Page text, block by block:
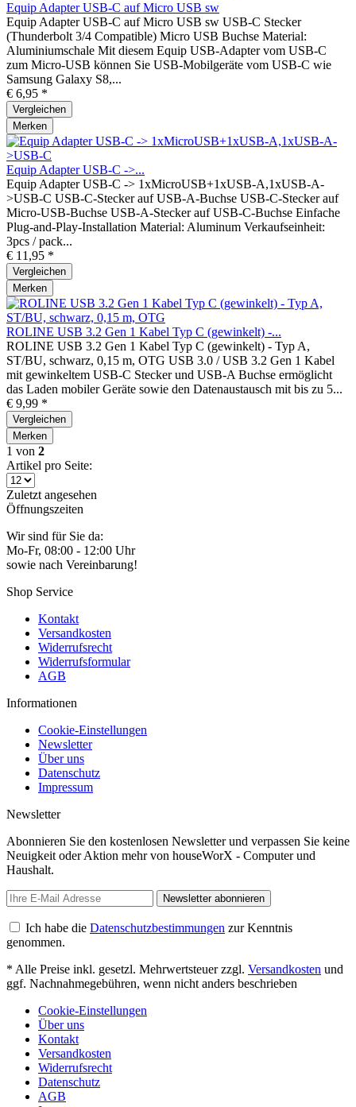
Equip Adapter USB-C auf Micro USB sw
Equip Adapter USB-C auf Micro USB sw USB-C Stecker
(Thunderbolt 3/4 Compatible) Micro USB Buchse Material:
Aluminiumschale Mit diesem Equip USB-Adapter vom USB-C
zum Micro-USB können Sie USB-Mobilgeräte vom USB-C wie
Samsung Galaxy S8,...
€ 6,95 *
Vergleichen
Merken
Equip Adapter USB-C ->...
Equip Adapter USB-C -> 1xMicroUSB+1xUSB-A,1xUSB-A-
>USB-C USB-C-Stecker auf USB-A-Buchse USB-C-Stecker auf
Micro-USB-Buchse USB-A-Stecker auf USB-C-Buchse Einfache
Plug-and-Play-Installation Material: Aluminum Verkaufseinheit:
3pcs / pack...
€ 11,95 *
Vergleichen
Merken
ROLINE USB 3.2 Gen 1 Kabel Typ C (gewinkelt) -...
ROLINE USB 3.2 Gen 1 Kabel Typ C (gewinkelt) - Typ A,
ST/BU, schwarz, 0,15 m, OTG USB 3.0 / USB 3.2 Gen 1 Kabel
mit gewinkeltem USB-C Stecker und USB-A Buchse ermöglicht
das Laden mobiler Geräte sowie den Datenaustausch mit bis zu 5...
€ 9,99 *
Vergleichen
Merken
1 von 2
Artikel pro Seite:
Zuletzt angesehen
Öffnungszeiten
Wir sind für Sie da:
Mo-Fr, 08:00 - 12:00 Uhr
sowie nach Vereinbarung!
Shop Service
Kontakt
Versandkosten
Widerrufsrecht
Widerrufsformular
AGB
Informationen
Cookie-Einstellungen
Newsletter
Über uns
Datenschutz
Impressum
Newsletter
Abonnieren Sie den kostenlosen Newsletter und verpassen Sie keine
Neuigkeit oder Aktion mehr von houseWorX - Computer und
Haushalt.
Newsletter abonnieren
Ich habe die Datenschutzbestimmungen zur Kenntnis
genommen.
* Alle Preise inkl. gesetzl. Mehrwertsteuer zzgl. Versandkosten und
ggf. Nachnahmegebühren, wenn nicht anders beschrieben
Cookie-Einstellungen
Über uns
Kontakt
Versandkosten
Widerrufsrecht
Datenschutz
AGB